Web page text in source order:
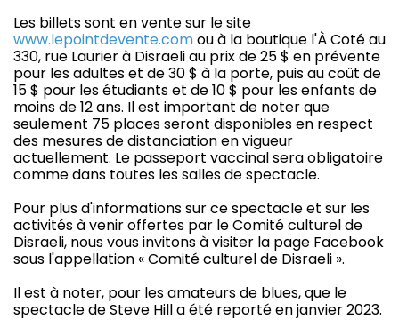
Les billets sont en vente sur le site
www.lepointdevente.comou à la boutique l'À Coté au
330, rue Laurier à Disraeli au prix de 25 $ en prévente
pour les adultes et de 30 $ à la porte, puis au coût de
15 $ pour les étudiants et de 10 $ pour les enfants de
moins de 12 ans. Il est important de noter que
seulement 75 places seront disponibles en respect
des mesures de distanciation en vigueur
actuellement. Le passeport vaccinal sera obligatoire
comme dans toutes les salles de spectacle.
Pour plus d'informations sur ce spectacle et sur les
activités à venir offertes par le Comité culturel de
Disraeli, nous vous invitons à visiter la page Facebook
sous l'appellation « Comité culturel de Disraeli ».
Il est à noter, pour les amateurs de blues, que le
spectacle de Steve Hill a été reporté en janvier 2023.